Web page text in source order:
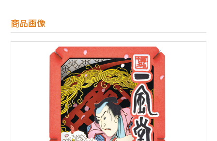
商品画像